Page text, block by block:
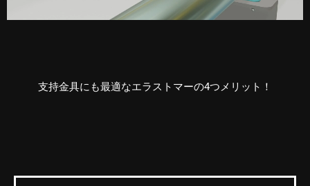
支持金具にも最適なエラストマーの4つメリット！